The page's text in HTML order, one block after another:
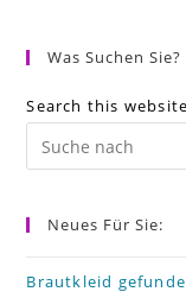
Was Suchen Sie?
Search this website
Neues Für Sie:
Brautkleid